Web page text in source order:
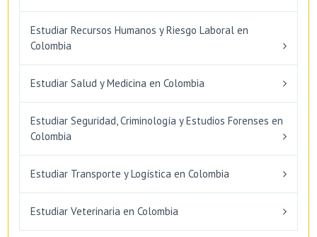
Estudiar Recursos Humanos y Riesgo Laboral en
Colombia
Estudiar Salud y Medicina en Colombia
Estudiar Seguridad, Criminología y Estudios Forenses en
Colombia
Estudiar Transporte y Logística en Colombia
Estudiar Veterinaria en Colombia